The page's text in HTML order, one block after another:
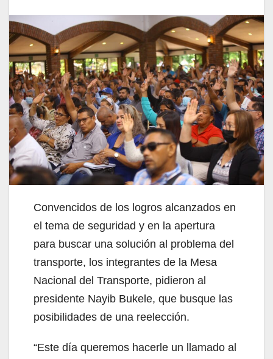
Convencidos de los logros alcanzados en
el tema de seguridad y en la apertura
para buscar una solución al problema del
transporte, los integrantes de la Mesa
Nacional del Transporte, pidieron al
presidente Nayib Bukele, que busque las
posibilidades de una reelección.
“Este día queremos hacerle un llamado al